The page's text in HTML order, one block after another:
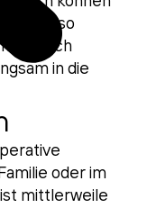
so
rasch
in die
oder im
mittlerweile